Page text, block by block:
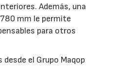
Además, una
mm le permite
para otros
desde el Grupo Maqop